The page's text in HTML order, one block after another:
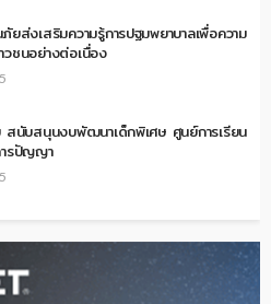
ยส่งเสริมความรู้การปฐมพยาบาลเพื่อความ
วชนอย่างต่อเนื่อง
สนับสนุนงบพัฒนาเด็กพิเศษ ศูนย์การเรียน
ารปัญญา